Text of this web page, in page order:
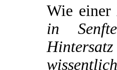
Wie einer
in